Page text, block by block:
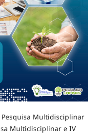
Pesquisa Multidisciplinar
Multidisciplinar e IV